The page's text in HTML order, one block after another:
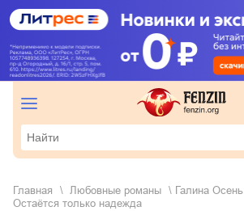
Главная любовные романы
Галина Осень
Остаётся только надежда